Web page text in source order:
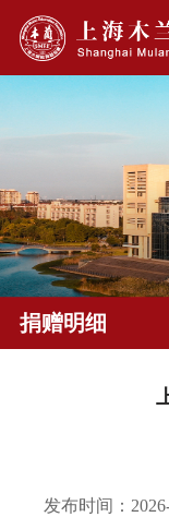
捐赠明细
发布时间：